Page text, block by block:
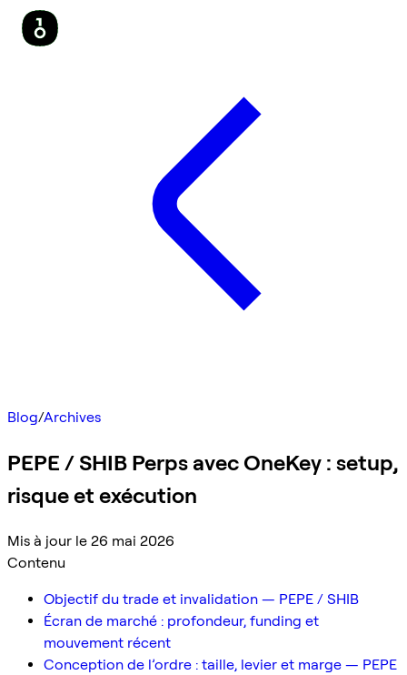
Blog/Archives
PEPE / SHIB Perps avec OneKey : setup,
risque et exécution
Mis à jour le 26 mai 2026
Contenu
Objectif du trade et invalidation — PEPE / SHIB
Écran de marché : profondeur, funding et
mouvement récent
Conception de l’ordre : taille, levier et marge — PEPE